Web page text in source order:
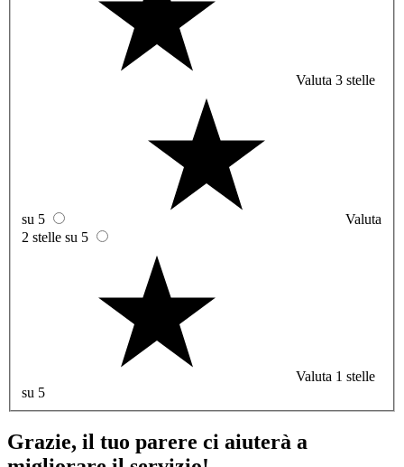
Valuta 3 stelle
su 5
Valuta
2 stelle su 5
Valuta 1 stelle
su 5
Grazie, il tuo parere ci aiuterà a